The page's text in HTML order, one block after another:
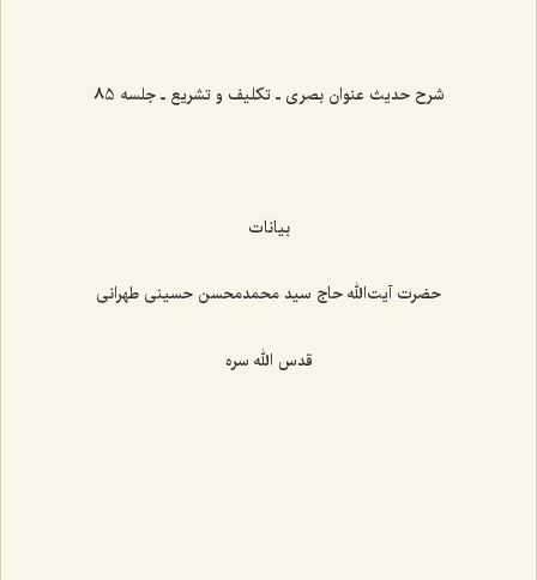
شرح حدیث عنوان بصری ـ تکلیف و تشریع ـ جلسه 85
بیانات
حضرت آیت‌الله حاج سید محمدمحسن حسینی طهرانی
قدس الله سره